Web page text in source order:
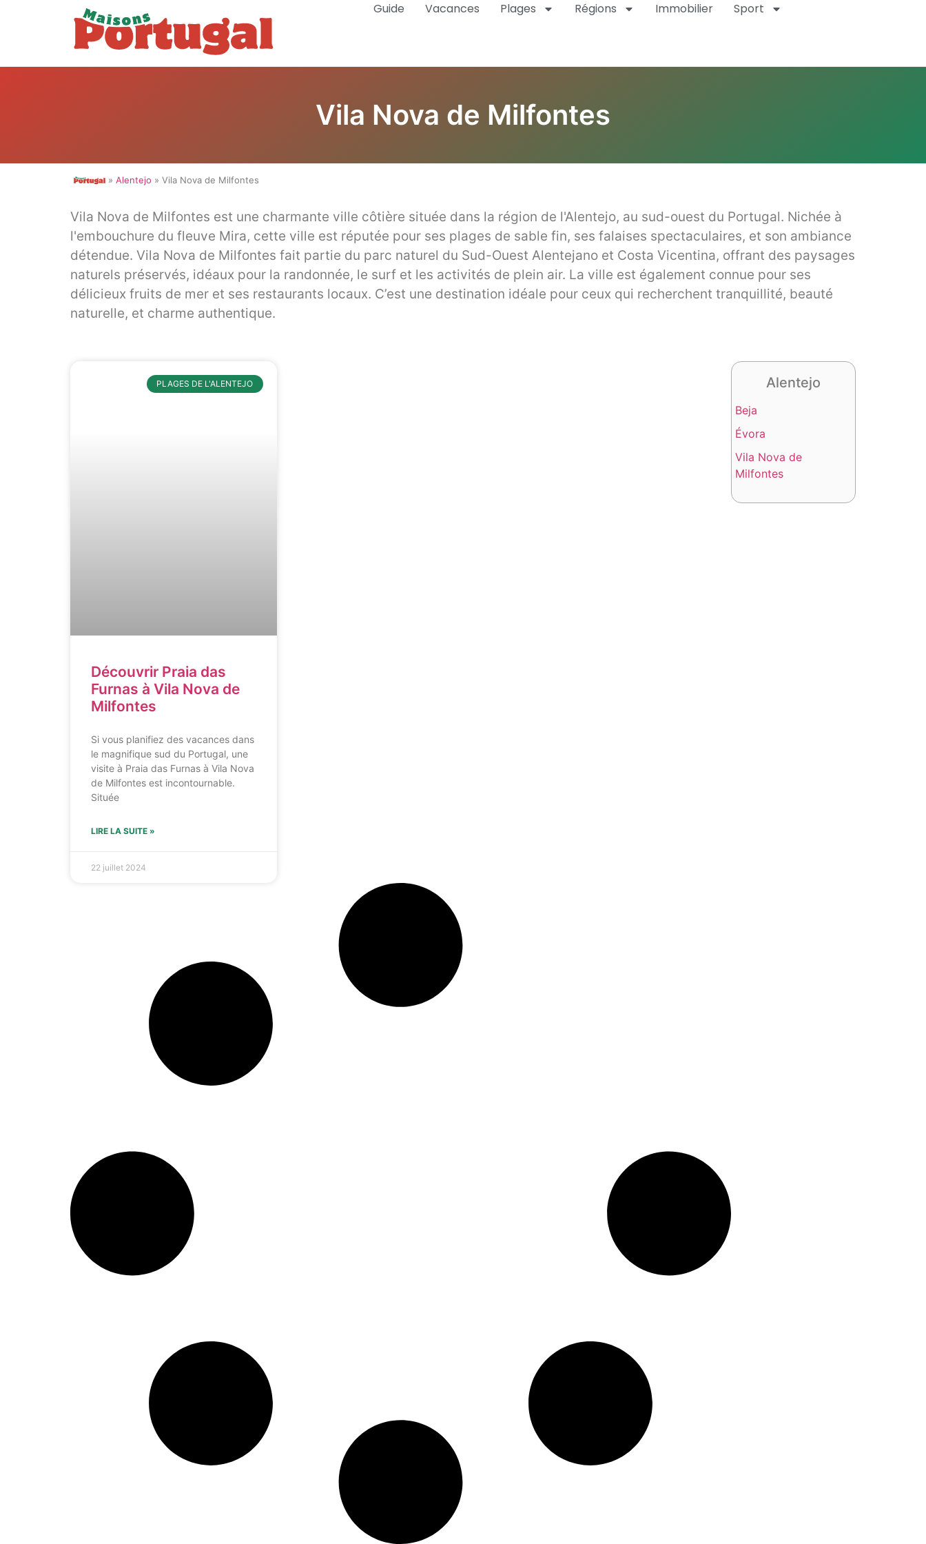
Guide Vacances Plages Régions Immobilier Sport
Vila Nova de Milfontes
» Alentejo » Vila Nova de Milfontes
Vila Nova de Milfontes est une charmante ville côtière située dans la région de l'Alentejo, au sud-ouest du Portugal. Nichée à
l'embouchure du fleuve Mira, cette ville est réputée pour ses plages de sable fin, ses falaises spectaculaires, et son ambiance
détendue. Vila Nova de Milfontes fait partie du parc naturel du Sud-Ouest Alentejano et Costa Vicentina, offrant des paysages
naturels préservés, idéaux pour la randonnée, le surf et les activités de plein air. La ville est également connue pour ses
délicieux fruits de mer et ses restaurants locaux. C’est une destination idéale pour ceux qui recherchent tranquillité, beauté
naturelle, et charme authentique.
PLAGES DE L'ALENTEJO
Découvrir Praia das
Furnas à Vila Nova de
Milfontes
Si vous planifiez des vacances dans
le magnifique sud du Portugal, une
visite à Praia das Furnas à Vila Nova
de Milfontes est incontournable.
Située
LIRE LA SUITE »
22 juillet 2024
Alentejo
Beja
Évora
Vila Nova de
Milfontes